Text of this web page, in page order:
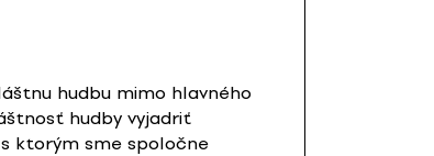
hudbu mimo hlavného
hudby vyjadriť
ktorým sme spoločne